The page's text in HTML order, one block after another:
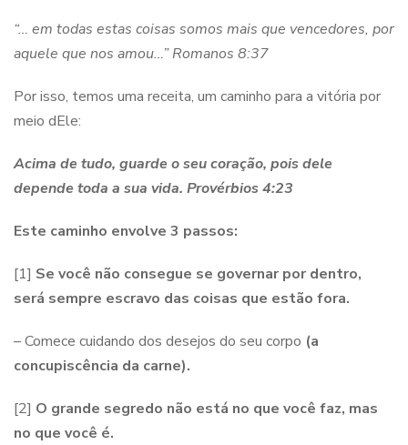
“… em todas estas coisas somos mais que vencedores, por
aquele que nos amou…”Romanos 8:37
Por isso, temos uma receita, um caminho para a vitória por
meio dEle:
Acima de tudo, guarde o seu coração, pois dele
depende toda a sua vida. Provérbios 4:23
Este caminho envolve 3 passos:
[1] Se você não consegue se governar por dentro,
será sempre escravo das coisas que estão fora.
– Comece cuidando dos desejos do seu corpo (a
concupiscência da carne).
[2] O grande segredo não está no que você faz, mas
no que você é.